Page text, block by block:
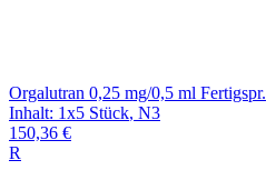
Orgalutran 0,25 mg/0,5 ml Fertigspr.
Inhalt: 1x5 Stück, N3
150,36 €
R